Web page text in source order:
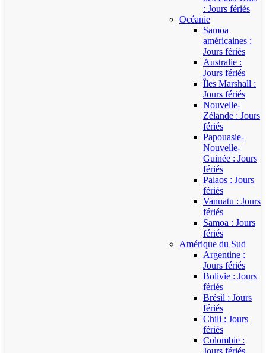
: Jours fériés
Océanie
Samoa
américaines :
Jours fériés
Australie :
Jours fériés
Îles Marshall :
Jours fériés
Nouvelle-
Zélande : Jours
fériés
Papouasie-
Nouvelle-
Guinée : Jours
fériés
Palaos : Jours
fériés
Vanuatu : Jours
fériés
Samoa : Jours
fériés
Amérique du Sud
Argentine :
Jours fériés
Bolivie : Jours
fériés
Brésil : Jours
fériés
Chili : Jours
fériés
Colombie :
Jours fériés